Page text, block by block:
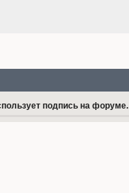
подпись на форуме.